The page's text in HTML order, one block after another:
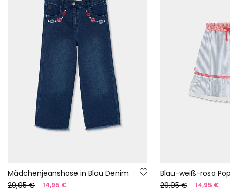
Mädchenjeanshose in Blau Denim
29,95 €
14,95 €
Blau-weiß-rosa
29,95 €
14,95 €